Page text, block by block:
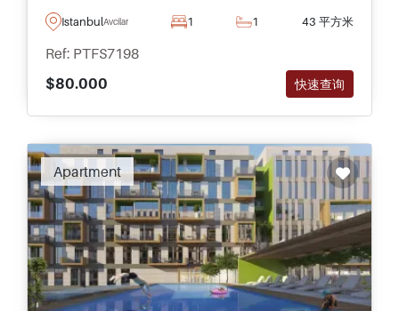
房源不容错过。
IstanbulAvcilar 1 1 43 平方米
Ref: PTFS7198
$80.000
快速查询
Apartment